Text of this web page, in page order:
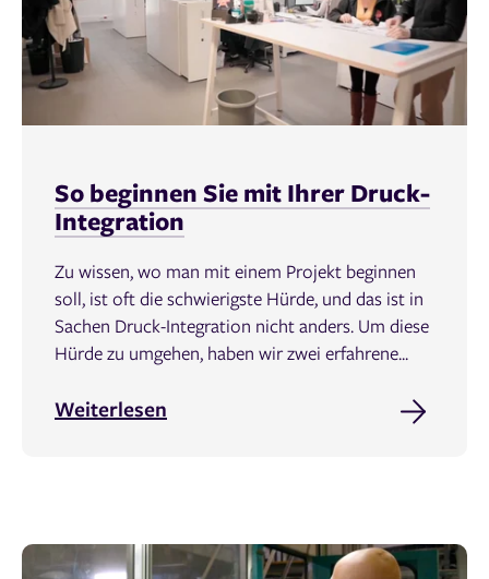
So beginnen Sie mit Ihrer Druck-
Integration
Zu wissen, wo man mit einem Projekt beginnen
soll, ist oft die schwierigste Hürde, und das ist in
Sachen Druck-Integration nicht anders. Um diese
Hürde zu umgehen, haben wir zwei erfahrene...
Weiterlesen